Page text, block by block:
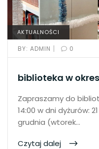
AKTUALNOŚCI
BY: ADMIN | 0
biblioteka w
Zapraszamy do
14:00 w dni dyżurów:
grudnia (wtorek…
Czytaj dalej